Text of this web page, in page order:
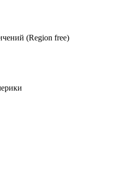
(Region free)